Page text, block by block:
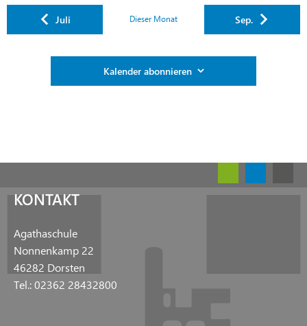
Juli Dieser Monat Sep.
Kalender abonnieren
KONTAKT
Agathaschule
Nonnenkamp 22
46282 Dorsten
Tel.: 02362 28432800